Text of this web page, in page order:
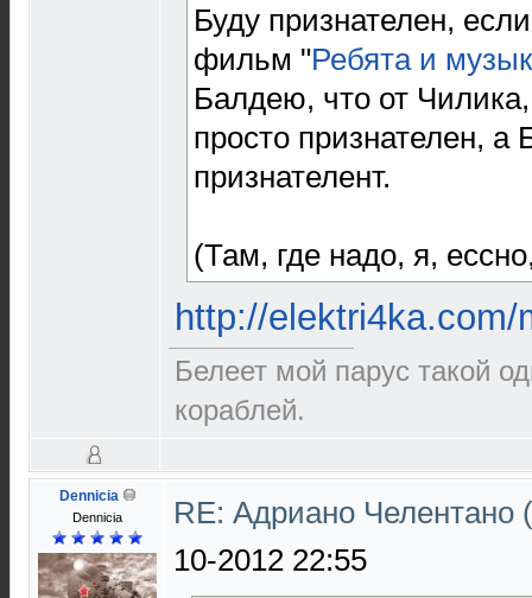
Буду признателен,
фильм "Ребята и
Балдею, что от
просто признателен,
признателент.
(Там, где надо, я,
http://elektri4ka.com/
Белеет мой парус такой
кораблей.
Dennicia
Dennicia
RE: Адриано Челентано
10-2012 22:55